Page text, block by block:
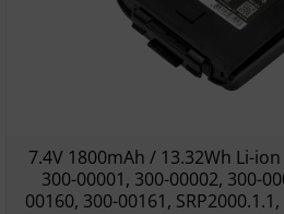
7.4V 1800mAh / 13.32Wh Li-
300-00001, 300-00002, 300-
00160, 300-00161, SRP2000.1.1,